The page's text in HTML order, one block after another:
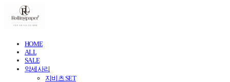
HOME
ALL
SALE
악세사리
지비츠 SET